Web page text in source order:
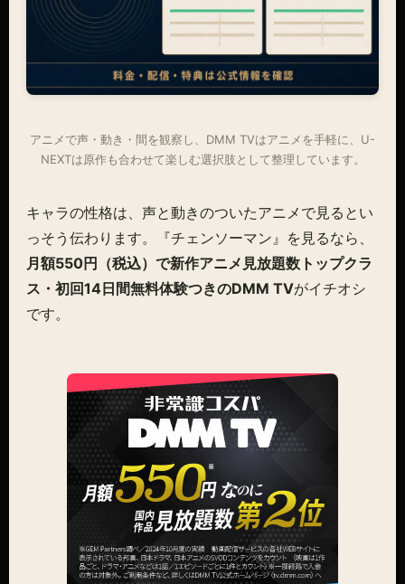
アニメで声・動き・間を観察し、DMM TVはアニメを手軽に、U-
NEXTは原作も合わせて楽しむ選択肢として整理しています。
キャラの性格は、声と動きのついたアニメで見るとい
っそう伝わります。『チェンソーマン』を見るなら、
月額550円（税込）で新作アニメ見放題数トップクラ
ス・初回14日間無料体験つきのDMM TVがイチオシ
です。